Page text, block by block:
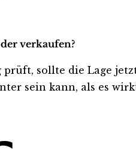
verkaufen?
sollte die Lage
sein kann, als es